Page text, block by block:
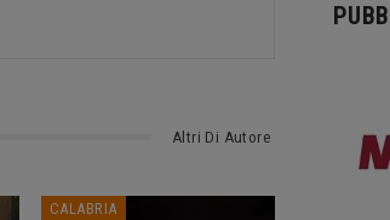
Altri Di Autore
CALABRIA